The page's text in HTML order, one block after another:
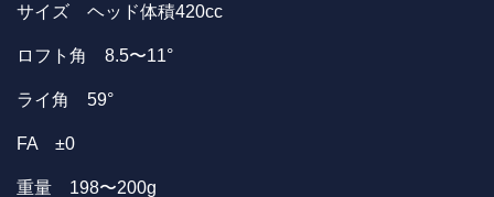
サイズ ヘッド体積420cc
ロフト角 8.5〜11°
ライ角 59°
FA ±0
重量 198〜200g